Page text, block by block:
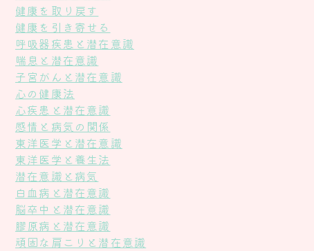
健康を取り戻す
健康を引き寄せる
呼吸器疾患と潜在意識
喘息と潜在意識
子宮がんと潜在意識
心の健康法
心疾患と潜在意識
感情と病気の関係
東洋医学と潜在意識
東洋医学と養生法
潜在意識と病気
白血病と潜在意識
脳卒中と潜在意識
膠原病と潜在意識
頑固な肩こりと潜在意識